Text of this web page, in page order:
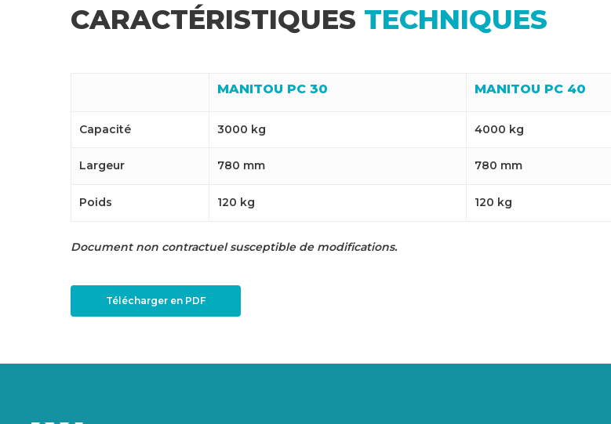
CARACTÉRISTIQUES TECHNIQUES
MANITOU PC 30 MANITOU PC 40
Capacité 3000 kg 4000 kg
Largeur 780 mm 780 mm
Poids 120 kg 120 kg
Document non contractuel susceptible de modifications.
Télécharger en PDF